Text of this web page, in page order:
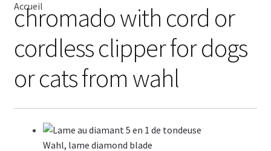
OSTER
KENCHII
Accueil
chromado with cord or
cordless clipper for dogs
or cats from wahl